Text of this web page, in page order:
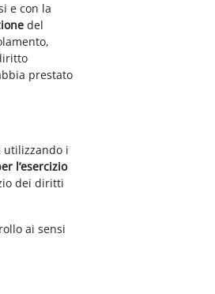
e con la
del
prestato
utilizzando i
l’esercizio
dei diritti
ai sensi